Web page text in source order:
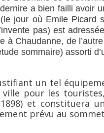
a bien failli avoir
jour où Emile Picard
pas) est
à Chaudanne, de
sommaire) assorti
un tel
ville pour les
et constituera
prévu au